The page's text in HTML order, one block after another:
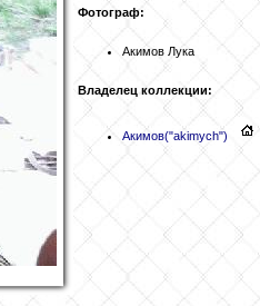
Фотограф:
Акимов Лука
Владелец коллекции:
Акимов("akimych")